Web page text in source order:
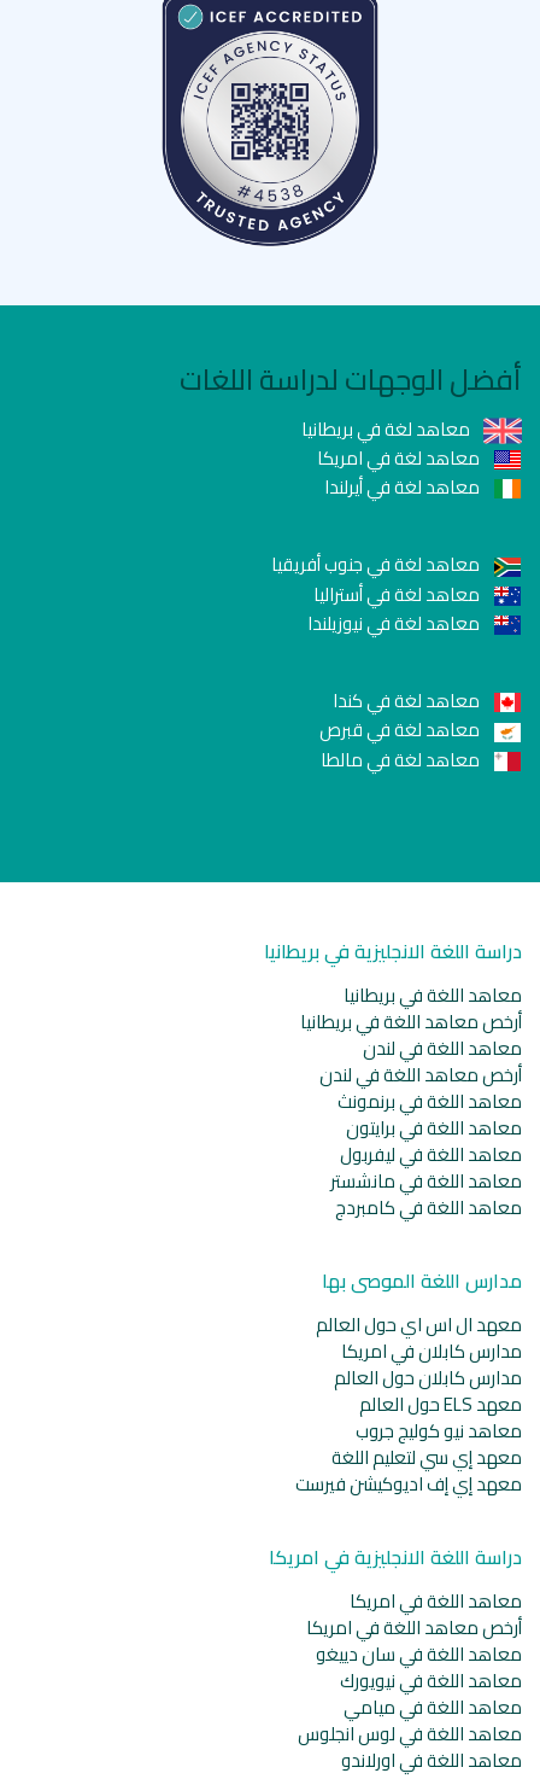
أفضل الوجهات لدراسة اللغات
معاهد لغة في بريطانيا
معاهد لغة في امريكا
معاهد لغة في أيرلندا
معاهد لغة في جنوب أفريقيا
معاهد لغة في أستراليا
معاهد لغة في نيوزيلندا
معاهد لغة في كندا
معاهد لغة في قبرص
معاهد لغة في مالطا
دراسة اللغة الانجليزية في بريطانيا
معاهد اللغة في بريطانيا
أرخص معاهد اللغة في بريطانيا
معاهد اللغة في لندن
أرخص معاهد اللغة في لندن
معاهد اللغة في برنمونث
معاهد اللغة في برايتون
معاهد اللغة في ليفربول
معاهد اللغة في مانشستر
معاهد اللغة في كامبردج
مدارس اللغة الموصى بها
معهد ال اس اي حول العالم
مدارس كابلان في امريكا
مدارس كابلان حول العالم
معهد ELS حول العالم
معاهد نيو كوليج جروب
معهد إي سي لتعليم اللغة
معهد إي إف اديوكيشن فيرست
دراسة اللغة الانجليزية في امريكا
معاهد اللغة في امريكا
أرخص معاهد اللغة في امريكا
معاهد اللغة في سان دييغو
معاهد اللغة في نيويورك
معاهد اللغة في ميامي
معاهد اللغة في لوس انجلوس
معاهد اللغة في اورلاندو